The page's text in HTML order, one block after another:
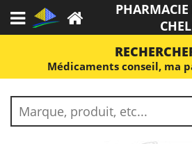
Médicaments conseil, ma